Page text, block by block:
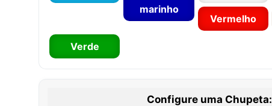
marinho
Vermelho
Verde
Configure uma Chupeta: